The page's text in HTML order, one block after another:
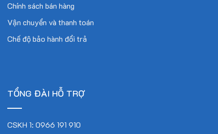
Chính sách bán hàng
Vận chuyển và thanh toán
Chế độ bảo hành đổi trả
TỔNG ĐÀI HỖ TRỢ
CSKH 1: 0966 191 910